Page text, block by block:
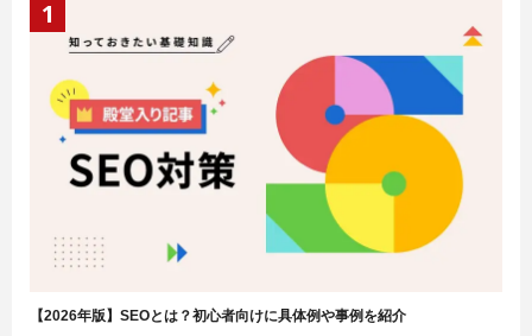
【2026年版】SEOとは？初心者向けに具体例や事例を紹介